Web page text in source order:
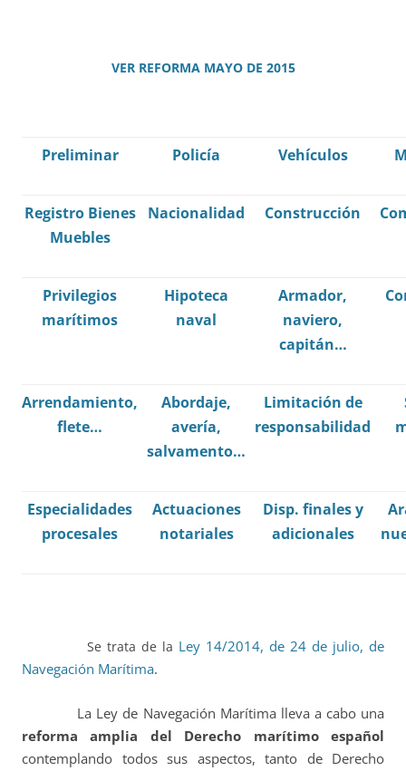
VER REFORMA MAYO DE 2015
Preliminar Policía Vehículos
Registro Bienes
Muebles
Nacionalidad Construcción
Privilegios
marítimos
Hipoteca
naval
Armador,
naviero,
capitán…
Arrendamiento,
flete…
Abordaje,
avería,
salvamento…
Limitación de
responsabilidad
Especialidades
procesales
Actuaciones
notariales
Disp. finales y
adicionales
Se trata de la Ley 14/2014, de 24 de julio, de
Navegación Marítima.
La Ley de Navegación Marítima lleva a cabo una
reforma amplia del Derecho marítimo español
contemplando todos sus aspectos, tanto de Derecho